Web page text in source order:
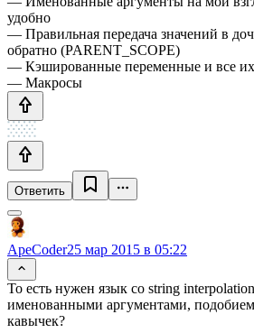
удобно
— Правильная передача значений в
обратно (PARENT_SCOPE)
— Кэшированные переменные и все
— Макросы
Ответить
ApeCoder25 мар 2015 в 05:22
То есть нужен язык со string
именованными аргументами,
кавычек?